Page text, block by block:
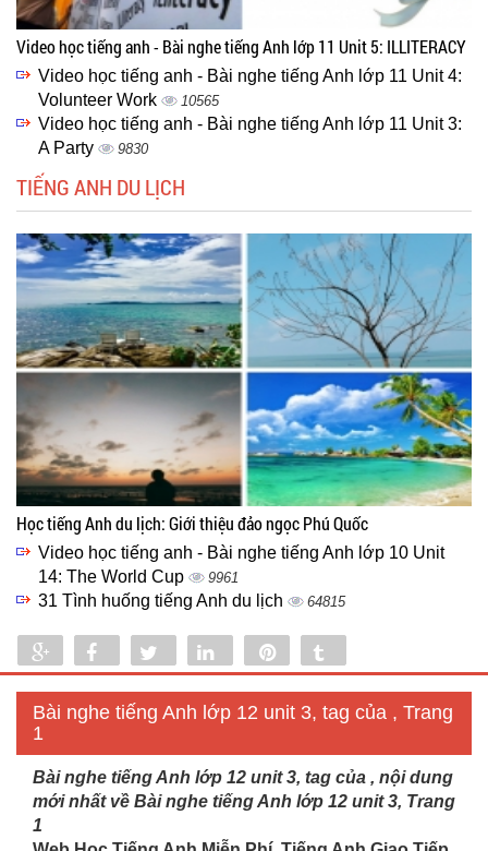
Video học tiếng anh - Bài nghe tiếng Anh lớp 11 Unit 5: ILLITERACY
Video học tiếng anh - Bài nghe tiếng Anh lớp 11 Unit 4:
Volunteer Work
10565
Video học tiếng anh - Bài nghe tiếng Anh lớp 11 Unit 3:
A Party
9830
TIẾNG ANH DU LỊCH
Học tiếng Anh du lịch: Giới thiệu đảo ngọc Phú Quốc
Video học tiếng anh - Bài nghe tiếng Anh lớp 10 Unit
14: The World Cup
9961
31 Tình huống tiếng Anh du lịch 64815
Share Share Tweet Share
Bài nghe tiếng Anh lớp 12 unit 3, tag của , Trang
1
Bài nghe tiếng Anh lớp 12 unit 3, tag của , nội dung
mới nhất về Bài nghe tiếng Anh lớp 12 unit 3, Trang
1